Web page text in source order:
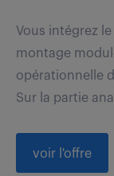
Vous intégrez
montage
opérationnelle
Sur la partie
voir l'offre